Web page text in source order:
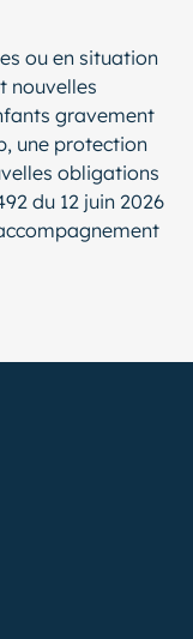
ou en situation
nouvelles
gravement
une protection
obligations
du 12 juin 2026